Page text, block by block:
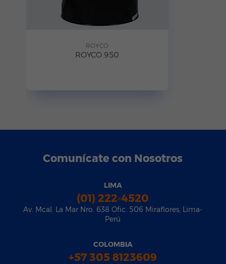
ROYCO
ROYCO 950
Comunícate con Nosotros
LIMA
(01) 222-4520
Av. Mcal. La Mar Nro. 638 Ofic. 506 Miraflores, Lima-
Perú
COLOMBIA
+57 305 8123609